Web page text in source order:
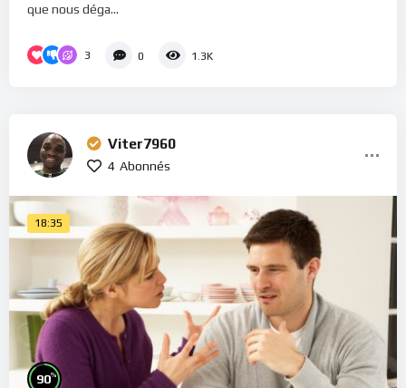
que nous déga...
3 0 1.3K
Viter7960
4 Abonnés
18:35
90%